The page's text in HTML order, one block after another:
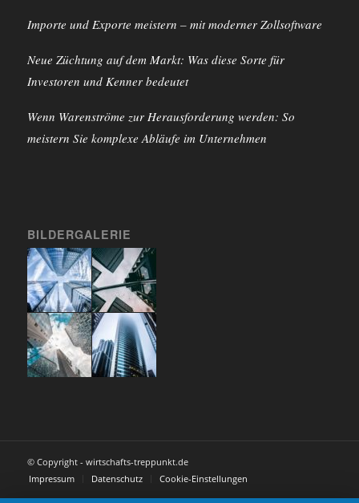
Importe und Exporte meistern – mit moderner Zollsoftware
Neue Züchtung auf dem Markt: Was diese Sorte für
Investoren und Kenner bedeutet
Wenn Warenströme zur Herausforderung werden: So
meistern Sie komplexe Abläufe im Unternehmen
BILDERGALERIE
© Copyright - wirtschafts-treppunkt.de
Impressum
Datenschutz Cookie-Einstellungen